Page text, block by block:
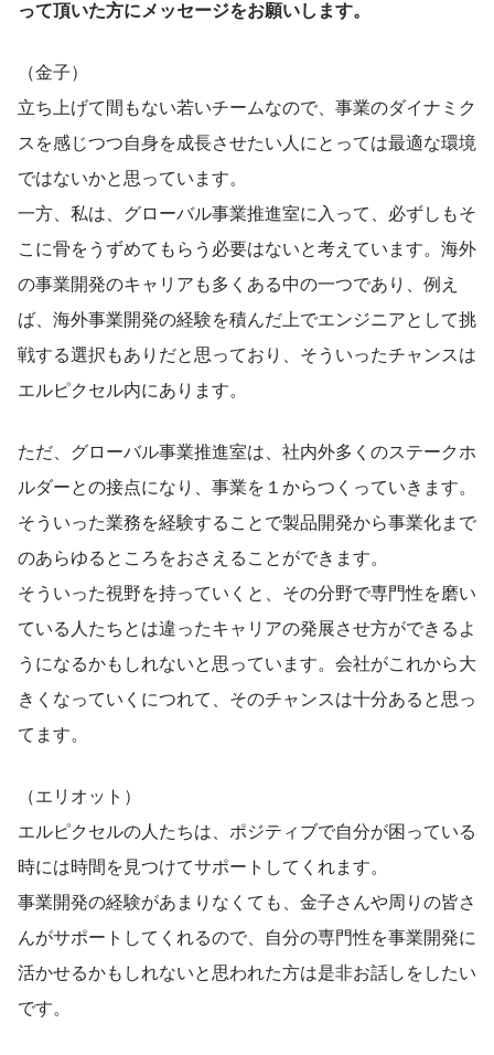
って頂いた方にメッセージをお願いします。
（金子）
立ち上げて間もない若いチームなので、事業のダイナミク
スを感じつつ自身を成長させたい人にとっては最適な環境
ではないかと思っています。
一方、私は、グローバル事業推進室に入って、必ずしもそ
こに骨をうずめてもらう必要はないと考えています。海外
の事業開発のキャリアも多くある中の一つであり、例え
ば、海外事業開発の経験を積んだ上でエンジニアとして挑
戦する選択もありだと思っており、そういったチャンスは
エルピクセル内にあります。
ただ、グローバル事業推進室は、社内外多くのステークホ
ルダーとの接点になり、事業を１からつくっていきます。
そういった業務を経験することで製品開発から事業化まで
のあらゆるところをおさえることができます。
そういった視野を持っていくと、その分野で専門性を磨い
ている人たちとは違ったキャリアの発展させ方ができるよ
うになるかもしれないと思っています。会社がこれから大
きくなっていくにつれて、そのチャンスは十分あると思っ
てます。
（エリオット）
エルピクセルの人たちは、ポジティブで自分が困っている
時には時間を見つけてサポートしてくれます。
事業開発の経験があまりなくても、金子さんや周りの皆さ
んがサポートしてくれるので、自分の専門性を事業開発に
活かせるかもしれないと思われた方は是非お話しをしたい
です。